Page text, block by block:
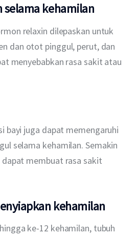
selama kehamilan
relaxin dilepaskan untuk
dan otot pinggul, perut, dan
menyebabkan rasa sakit atau
bayi juga dapat memengaruhi
selama kehamilan. Semakin
dapat membuat rasa sakit
kehamilan
ke-12 kehamilan, tubuh